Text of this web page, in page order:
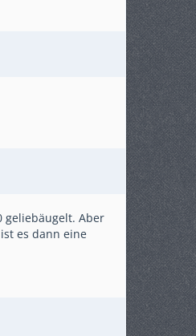
geliebäugelt. Aber
es dann eine